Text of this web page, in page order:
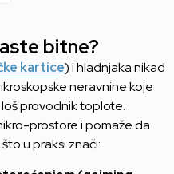
bitne?
kartice) i hladnjaka nikad
neravnine koje
provodnik toplote.
prostore i pomaže da
u praksi znači: